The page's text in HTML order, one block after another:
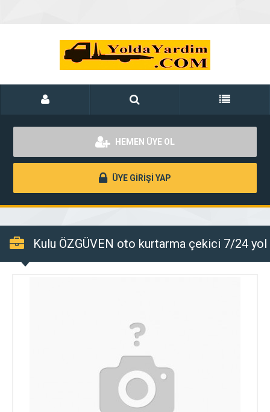
HEMEN ÜYE OL
ÜYE GİRİŞİ YAP
Kulu ÖZGÜVEN oto kurtarma çekici 7/24 yol